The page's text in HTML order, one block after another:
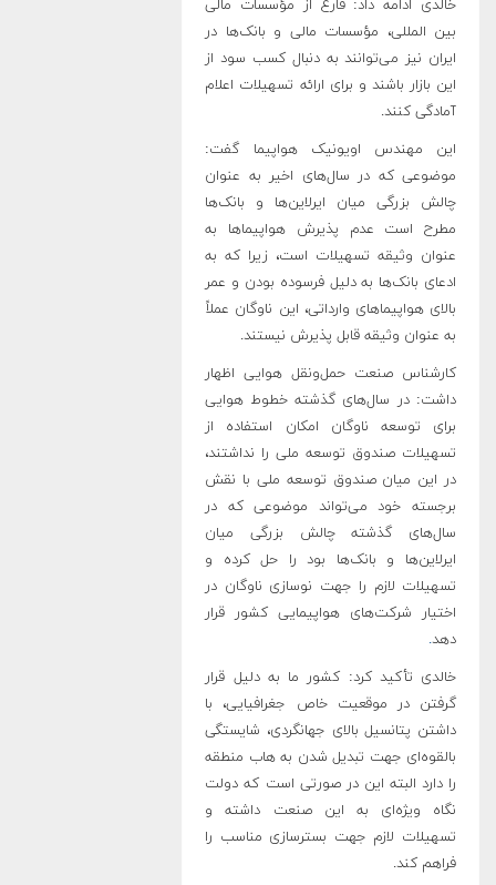
خالدی ادامه داد: فارغ از مؤسسات مالی
بین المللی‌، مؤسسات مالی و بانک‌ها در
ایران نیز می‌توانند به دنبال کسب سود از
این بازار باشند و برای ارائه تسهیلات اعلام
آمادگی کنند.
این مهندس اویونیک هواپیما گفت:
موضوعی که در سال‌های اخیر به عنوان
چالش بزرگی میان ایرلاین‌ها و بانک‌ها
مطرح است عدم پذیرش هواپیماها به
عنوان وثیقه تسهیلات است، زیرا که به
ادعای بانک‌ها به دلیل فرسوده بودن و عمر
بالای هواپیماهای وارداتی، این ناوگان عملاً
به عنوان وثیقه قابل پذیرش نیستند.
کارشناس صنعت حمل‌‌و‌نقل هوایی اظهار
داشت: در سال‌های گذشته خطوط هوایی
برای توسعه ناوگان امکان استفاده از
تسهیلات صندوق توسعه ملی را نداشتند‌،
در این میان صندوق توسعه ملی با نقش
برجسته خود می‌تواند موضوعی که در
سال‌های گذشته چالش بزرگی میان
ایرلاین‌ها و بانک‌ها بود را حل کرده و
تسهیلات لازم‌ را جهت نوسازی ناوگان در
اختیار شرکت‌های هواپیمایی کشور ‌قرار
دهد.
خالدی تأکید کرد: کشور ما به دلیل قرار
گرفتن در موقعیت خاص جغرافیایی، با
داشتن پتانسیل بالای جهانگردی‌، شایستگی
بالقوه‌ای جهت تبدیل شدن به هاب منطقه‌
را دارد البته این در صورتی است که دولت
نگاه ویژه‌ای به این صنعت داشته و
تسهیلات لازم جهت بستر‌سازی مناسب را
فراهم ‌کند.